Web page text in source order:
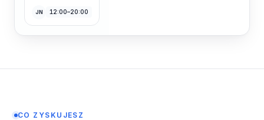
JN Joanna Nowak
12:00–20:00
CO ZYSKUJESZ